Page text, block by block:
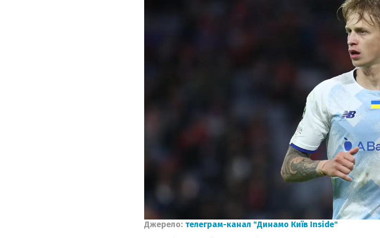
Джерело: телеграм-канал "Динамо Київ Inside"